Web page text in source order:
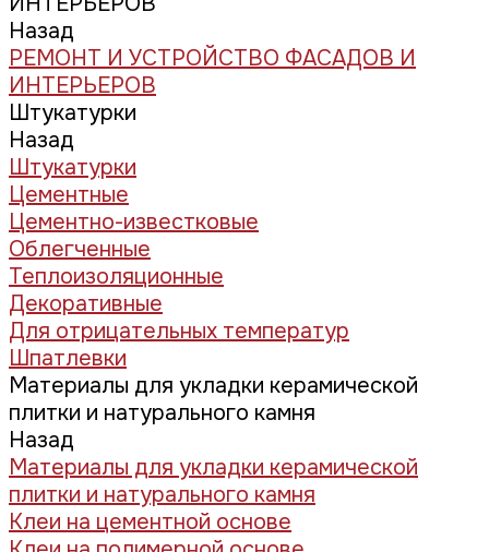
Назад
РЕМОНТ И УСТРОЙСТВО ФАСАДОВ И
ИНТЕРЬЕРОВ
Штукатурки
Назад
Штукатурки
Цементные
Цементно-известковые
Облегченные
Теплоизоляционные
Декоративные
Для отрицательных температур
Шпатлевки
Материалы для укладки керамической
плитки и натурального камня
Назад
Материалы для укладки керамической
плитки и натурального камня
Клеи на цементной основе